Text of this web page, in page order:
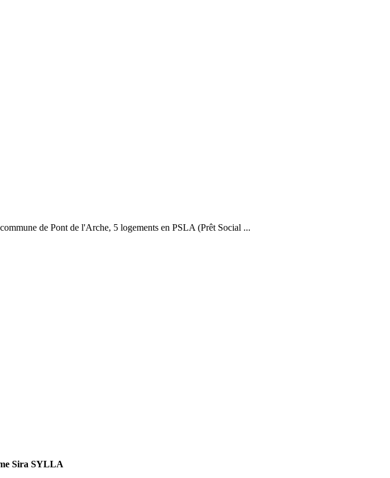
de Pont de l'Arche, 5 logements en PSLA (Prêt Social ...
Sira SYLLA